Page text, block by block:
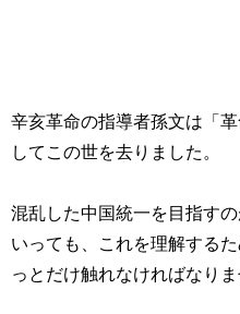
辛亥革命の指導者孫文は「
してこの世を去りました。
混乱した中国統一を目指す
いっても、これを理解する
っとだけ触れなければなりま